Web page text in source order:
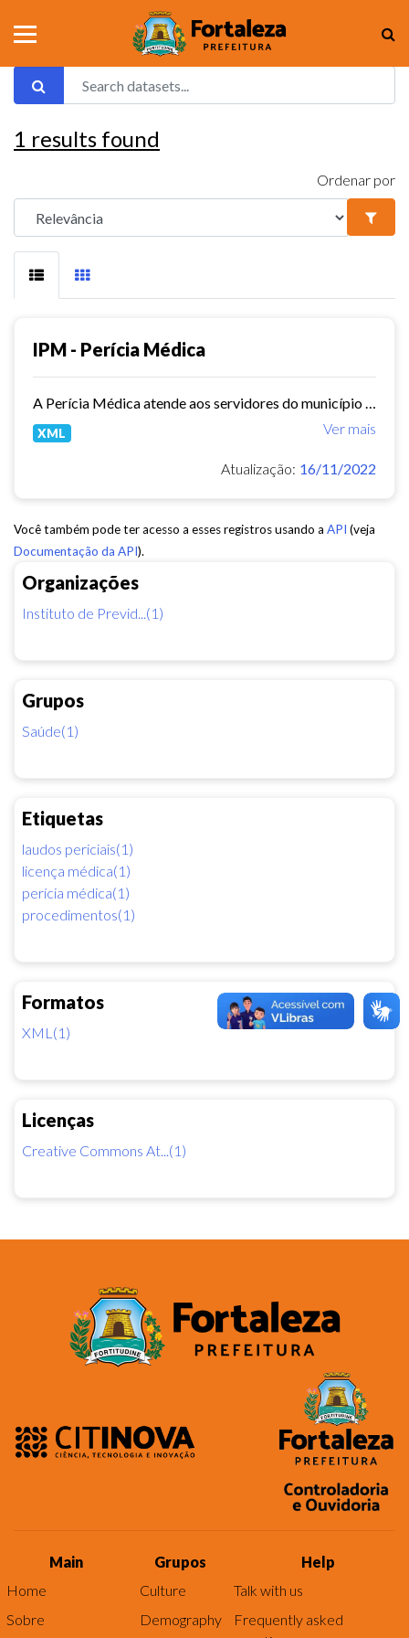
Organizações
Instituto de Previd...(1)
Grupos
Saúde(1)
Etiquetas
laudos periciais(1)
licença médica(1)
perícia médica(1)
procedimentos(1)
Formatos
XML(1)
Licenças
Creative Commons At...(1)
1 results found
Ordenar por
IPM - Perícia Médica
Ver mais
XML
Atualização: 16/11/2022
Você também pode ter acesso a esses registros usando a API (veja
Documentação da API).
Main
Home
Sobre
Grupos
Culture
Demography
Help
Talk with us
Frequently asked